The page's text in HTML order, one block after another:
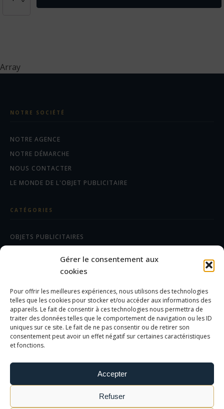
Gérer le consentement aux
cookies
Pour offrir les meilleures expériences, nous utilisons des technologies
telles que les cookies pour stocker et/ou accéder aux informations des
appareils. Le fait de consentir à ces technologies nous permettra de
traiter des données telles que le comportement de navigation ou les ID
uniques sur ce site. Le fait de ne pas consentir ou de retirer son
consentement peut avoir un effet négatif sur certaines caractéristiques
et fonctions.
Accepter
Refuser
Array
NOTRE SOCIÉTÉ
NOTRE AGENCE
NOTRE DÉMARCHE
NOUS CONTACTER
LE MONDE DE L'OBJET PUBLICITAIRE
CATÉGORIES
OBJETS PUBLICITAIRES
AIDE/FAQ
LES DIFFÉRENTS MARQUAGES
FOIRE AUX QUESTIONS
INFORMATIONS LÉGALES
MENTIONS LÉGALES
POLITIQUE DE CONFIDENTIALITÉ